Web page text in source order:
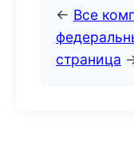
← Все
страница